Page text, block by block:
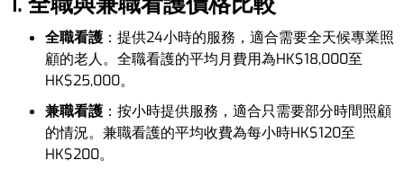
全職看護 ：提供24小時的服務，適合需要全天候專業照
顧的老人。全職看護的平均月費用為HK$18,000至
HK$25,000。
兼職看護 ：按小時提供服務，適合只需要部分時間照顧
的情況。兼職看護的平均收費為每小時HK$120至
HK$200。